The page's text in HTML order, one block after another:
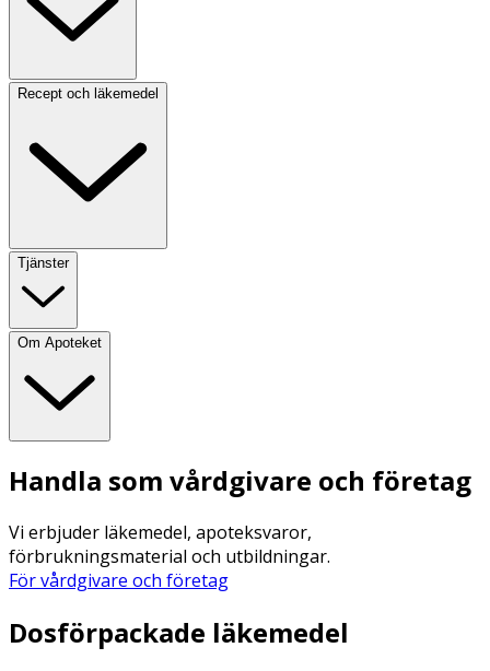
Recept och läkemedel
Tjänster
Om Apoteket
Handla som vårdgivare och företag
Vi erbjuder läkemedel, apoteksvaror,
förbrukningsmaterial och utbildningar.
För vårdgivare och företag
Dosförpackade läkemedel